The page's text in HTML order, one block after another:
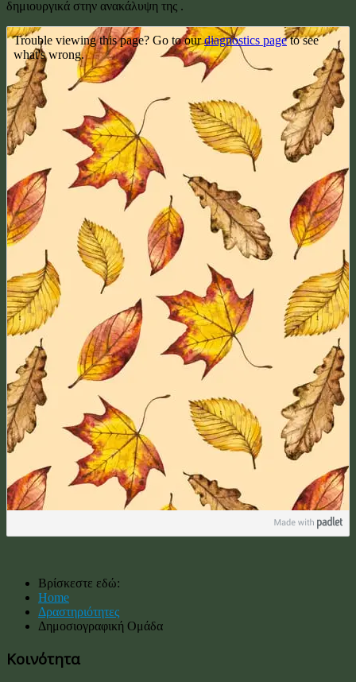
δημιουργικά στην ανακάλυψη της .
Βρίσκεστε εδώ:
Home
Δραστηριότητες
Δημοσιογραφική Ομάδα
Κοινότητα